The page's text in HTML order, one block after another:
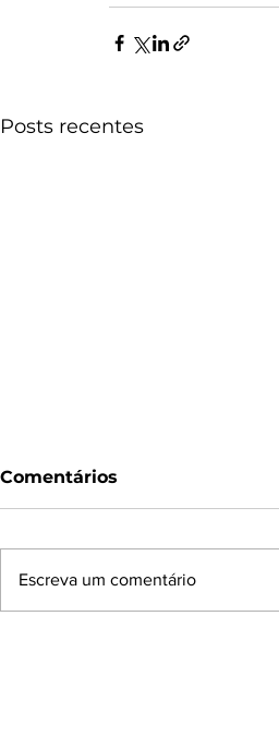
Posts recentes
Comentários
Escreva um comentário